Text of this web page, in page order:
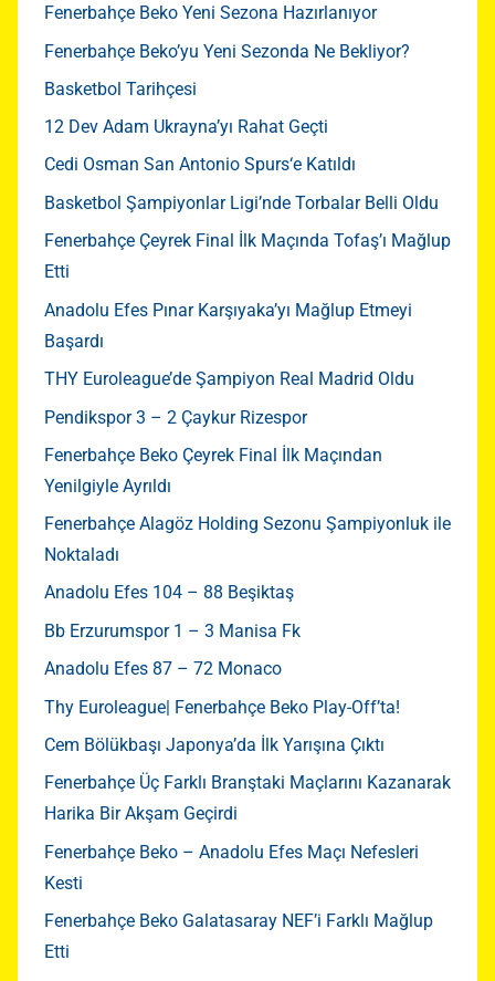
Fenerbahçe Beko Yeni Sezona Hazırlanıyor
Fenerbahçe Beko’yu Yeni Sezonda Ne Bekliyor?
Basketbol Tarihçesi
12 Dev Adam Ukrayna’yı Rahat Geçti
Cedi Osman San Antonio Spurs‘e Katıldı
Basketbol Şampiyonlar Ligi’nde Torbalar Belli Oldu
Fenerbahçe Çeyrek Final İlk Maçında Tofaş’ı Mağlup
Etti
Anadolu Efes Pınar Karşıyaka’yı Mağlup Etmeyi
Başardı
THY Euroleague’de Şampiyon Real Madrid Oldu
Pendikspor 3 – 2 Çaykur Rizespor
Fenerbahçe Beko Çeyrek Final İlk Maçından
Yenilgiyle Ayrıldı
Fenerbahçe Alagöz Holding Sezonu Şampiyonluk ile
Noktaladı
Anadolu Efes 104 – 88 Beşiktaş
Bb Erzurumspor 1 – 3 Manisa Fk
Anadolu Efes 87 – 72 Monaco
Thy Euroleague| Fenerbahçe Beko Play-Off’ta!
Cem Bölükbaşı Japonya’da İlk Yarışına Çıktı
Fenerbahçe Üç Farklı Branştaki Maçlarını Kazanarak
Harika Bir Akşam Geçirdi
Fenerbahçe Beko – Anadolu Efes Maçı Nefesleri
Kesti
Fenerbahçe Beko Galatasaray NEF’i Farklı Mağlup
Etti